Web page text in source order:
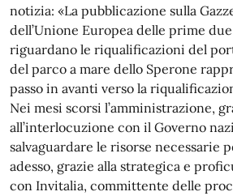
notizia: «La pubblicazione sulla
dell’Unione Europea delle prime
riguardano le riqualificazioni del
del parco a mare dello Sperone
passo in avanti verso la
Nei mesi scorsi l’amministrazione,
all’interlocuzione con il Governo
salvaguardare le risorse necessarie
adesso, grazie alla strategica e
con Invitalia, committente delle